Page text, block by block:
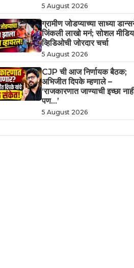
5 August 2026
ग्रामीण जोडप्याच्या साध्या
जिंकली लाखो मनं; सोशल
व्हिडिओची जोरदार चर्चा
5 August 2026
CJP ची आज निर्णायक बैठक;
अभिजीत दिपके म्हणाले –
‘राजकारणात जाण्याची इच्छा
पण…’
5 August 2026